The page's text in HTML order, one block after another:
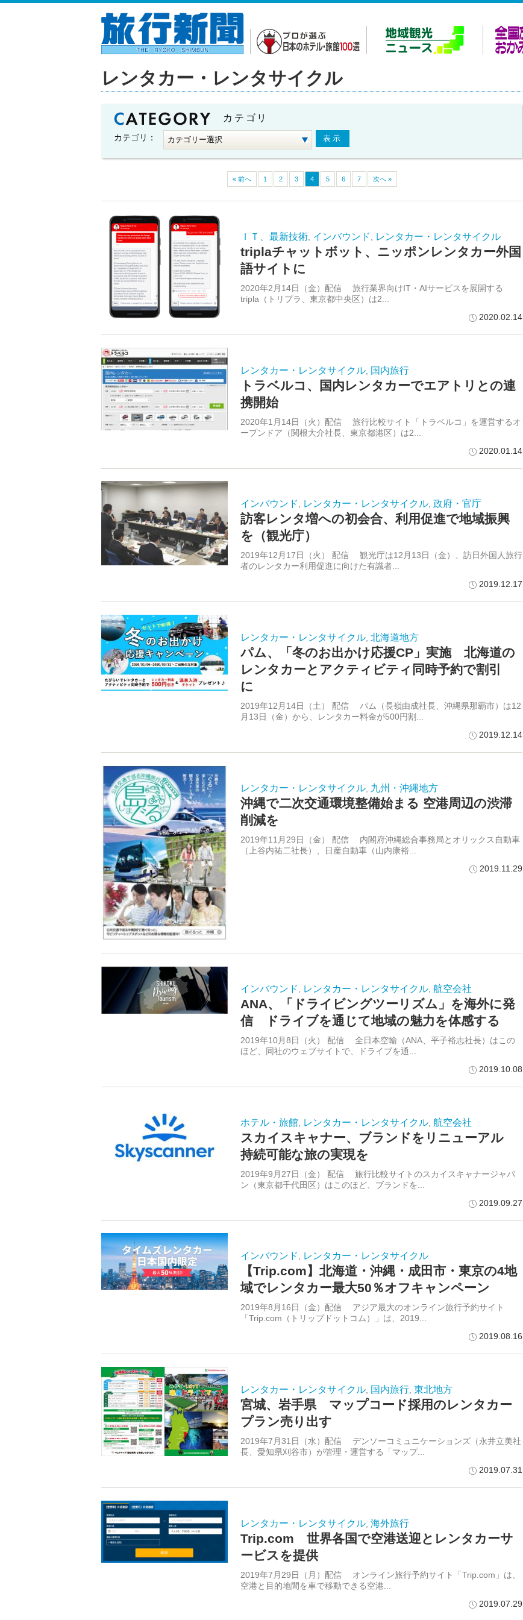
レンタカー・レンタサイクル
カテゴリ
カテゴリ：
« 前へ 1 2 3 4 5 6 7 次へ »
ＩＴ、最新技術, インバウンド レンタカー・レンタサイクル
triplaチャットボット、ニッポンレンタカー外国
語サイトに
2020年2月14日（金）配信 旅行業界向けIT・AIサービスを展開する
tripla（トリプラ、東京都中央区）は2...
2020.02.14
レンタカー・レンタサイクル, 国内旅行
トラベルコ、国内レンタカーでエアトリとの連
携開始
2020年1月14日（火）配信 旅行比較サイト「トラベルコ」を運営するオ
ープンドア（関根大介社長、東京都港区）は2...
2020.01.14
インバウンド, レンタカー・レンタサイクル, 政府・官庁
訪客レンタ増への初会合、利用促進で地域振興
を（観光庁）
2019年12月17日（火） 配信 観光庁は12月13日（金）、訪日外国人旅行
者のレンタカー利用促進に向けた有識者...
2019.12.17
レンタカー・レンタサイクル, 北海道地方
パム、「冬のお出かけ応援CP」実施 北海道の
レンタカーとアクティビティ同時予約で割引
に
2019年12月14日（土） 配信 パム（長嶺由成社長、沖縄県那覇市）は12
月13日（金）から、レンタカー料金が500円割...
2019.12.14
レンタカー・レンタサイクル, 九州・沖縄地方
沖縄で二次交通環境整備始まる 空港周辺の渋滞
削減を
2019年11月29日（金） 配信 内閣府沖縄総合事務局とオリックス自動車
（上谷内祐二社長）、日産自動車（山内康裕...
2019.11.29
インバウンド レンタカー・レンタサイクル, 航空会社
ANA、「ドライビングツーリズム」を海外に発
信 ドライブを通じて地域の魅力を体感する
2019年10月8日（火） 配信 全日本空輸（ANA、平子裕志社長）はこの
ほど、同社のウェブサイトで、ドライブを通...
2019.10.08
ホテル・旅館, レンタカー・レンタサイクル, 航空会社
スカイスキャナー、ブランドをリニューアル
持続可能な旅の実現を
2019年9月27日（金） 配信 旅行比較サイトのスカイスキャナージャパ
ン（東京都千代田区）はこのほど、ブランドを...
2019.09.27
インバウンド, レンタカー・レンタサイクル
【Trip.com】北海道・沖縄・成田市・東京の4地
域でレンタカー最大50％オフキャンペーン
2019年8月16日（金）配信 アジア最大のオンライン旅行予約サイト
「Trip.com（トリップドットコム）」は、2019...
2019.08.16
レンタカー・レンタサイクル, 国内旅行, 東北地方
宮城、岩手県 マップコード採用のレンタカー
プラン売り出す
2019年7月31日（水）配信 デンソーコミュニケーションズ（永井立美社
長、愛知県刈谷市）が管理・運営する「マップ...
2019.07.31
レンタカー・レンタサイクル, 海外旅行
Trip.com 世界各国で空港送迎とレンタカーサ
ービスを提供
2019年7月29日（月）配信 オンライン旅行予約サイト「Trip.com」は、
空港と目的地間を車で移動できる空港...
2019.07.29